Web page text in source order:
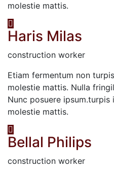
molestie mattis.
Haris Milas
construction worker
Etiam fermentum non
molestie mattis. Nulla
Nunc posuere
molestie mattis.
Bellal Philips
construction worker